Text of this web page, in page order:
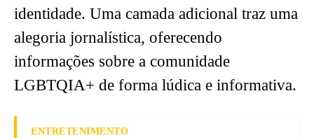
identidade. Uma camada adicional traz uma
alegoria jornalística, oferecendo
informações sobre a comunidade
LGBTQIA+ de forma lúdica e informativa.
ENTRETENIMENTO